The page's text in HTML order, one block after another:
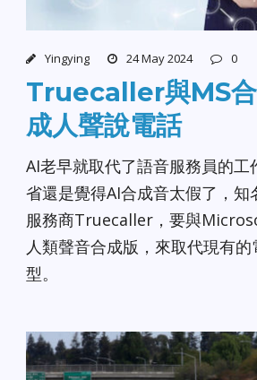
Yingying 24 May 2024 0
Truecaller與MS
成人聲說電話
AI老早就取代了語音服務員的工
省還是覺得AI合成音太假了，知
服務商Truecaller，要與
人類聲音合成版，來取代現有
型。